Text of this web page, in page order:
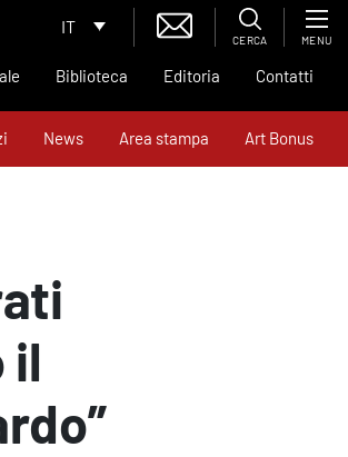
IT
CERCA MENU
Biblioteca Editoria Contatti
News Area stampa Art Bonus
il